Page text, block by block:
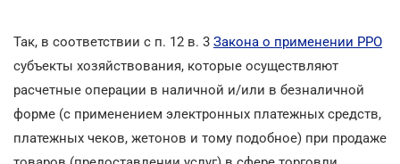
Так, в соответствии с п. 12 в. 3 Закона о применении РРО
субъекты хозяйствования, которые осуществляют
расчетные операции в наличной и/или в безналичной
форме (с применением электронных платежных средств,
платежных чеков, жетонов и тому подобное) при продаже